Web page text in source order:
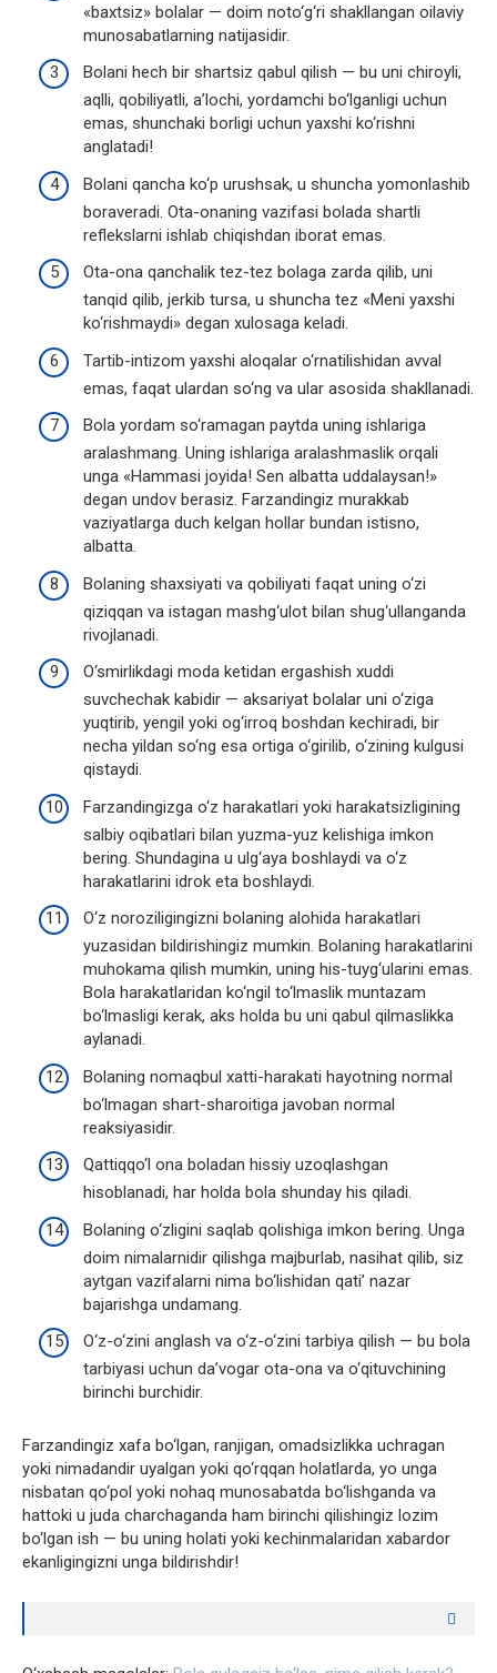
«baxtsiz» bolalar — doim noto‘g‘ri shakllangan oilaviy
munosabatlarning natijasidir.
Bolani hech bir shartsiz qabul qilish — bu uni chiroyli,
aqlli, qobiliyatli, a’lochi, yordamchi bo‘lganligi uchun
emas, shunchaki borligi uchun yaxshi ko‘rishni
anglatadi!
Bolani qancha ko‘p urushsak, u shuncha yomonlashib
boraveradi. Ota-onaning vazifasi bolada shartli
reflekslarni ishlab chiqishdan iborat emas.
Ota-ona qanchalik tez-tez bolaga zarda qilib, uni
tanqid qilib, jerkib tursa, u shuncha tez «Meni yaxshi
ko‘rishmaydi» degan xulosaga keladi.
Tartib-intizom yaxshi aloqalar o‘rnatilishidan avval
emas, faqat ulardan so‘ng va ular asosida shakllanadi.
Bola yordam so‘ramagan paytda uning ishlariga
aralashmang. Uning ishlariga aralashmaslik orqali
unga «Hammasi joyida! Sen albatta uddalaysan!»
degan undov berasiz. Farzandingiz murakkab
vaziyatlarga duch kelgan hollar bundan istisno,
albatta.
Bolaning shaxsiyati va qobiliyati faqat uning o‘zi
qiziqqan va istagan mashg‘ulot bilan shug‘ullanganda
rivojlanadi.
O‘smirlikdagi moda ketidan ergashish xuddi
suvchechak kabidir — aksariyat bolalar uni o‘ziga
yuqtirib, yengil yoki og‘irroq boshdan kechiradi, bir
necha yildan so‘ng esa ortiga o‘girilib, o‘zining kulgusi
qistaydi.
Farzandingizga o‘z harakatlari yoki harakatsizligining
salbiy oqibatlari bilan yuzma-yuz kelishiga imkon
bering. Shundagina u ulg‘aya boshlaydi va o‘z
harakatlarini idrok eta boshlaydi.
O‘z noroziligingizni bolaning alohida harakatlari
yuzasidan bildirishingiz mumkin. Bolaning harakatlarini
muhokama qilish mumkin, uning his-tuyg‘ularini emas.
Bola harakatlaridan ko‘ngil to‘lmaslik muntazam
bo‘lmasligi kerak, aks holda bu uni qabul qilmaslikka
aylanadi.
Bolaning nomaqbul xatti-harakati hayotning normal
bo‘lmagan shart-sharoitiga javoban normal
reaksiyasidir.
Qattiqqo‘l ona boladan hissiy uzoqlashgan
hisoblanadi, har holda bola shunday his qiladi.
Bolaning o‘zligini saqlab qolishiga imkon bering. Unga
doim nimalarnidir qilishga majburlab, nasihat qilib, siz
aytgan vazifalarni nima bo‘lishidan qati’ nazar
bajarishga undamang.
O‘z-o‘zini anglash va o‘z-o‘zini tarbiya qilish — bu bola
tarbiyasi uchun da’vogar ota-ona va o‘qituvchining
birinchi burchidir.
Farzandingiz xafa bo‘lgan, ranjigan, omadsizlikka uchragan
yoki nimadandir uyalgan yoki qo‘rqqan holatlarda, yo unga
nisbatan qo‘pol yoki nohaq munosabatda bo‘lishganda va
hattoki u juda charchaganda ham birinchi qilishingiz lozim
bo‘lgan ish — bu uning holati yoki kechinmalaridan xabardor
ekanligingizni unga bildirishdir!